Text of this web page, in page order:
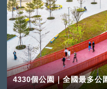
4330個公園｜全國最多公